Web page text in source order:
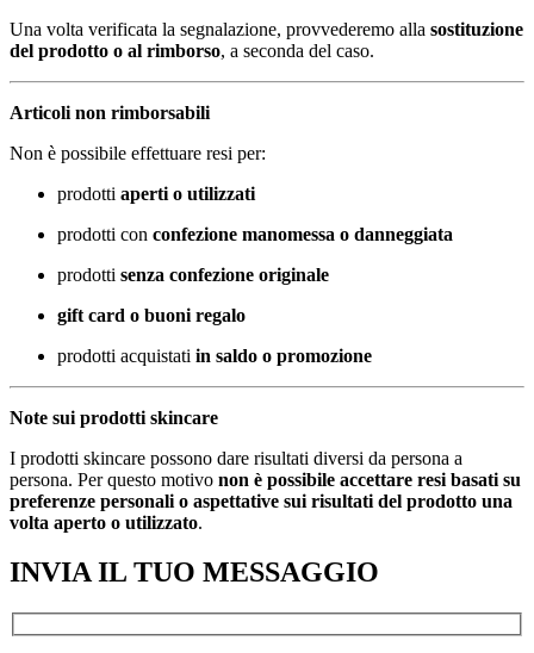
Una volta verificata la segnalazione, provvederemo alla sostituzione
del prodotto o al rimborso, a seconda del caso.
Articoli non rimborsabili
Non è possibile effettuare resi per:
prodotti aperti o utilizzati
prodotti con confezione manomessa o danneggiata
prodotti senza confezione originale
gift card o buoni regalo
prodotti acquistati in saldo o promozione
Note sui prodotti skincare
I prodotti skincare possono dare risultati diversi da persona a
persona. Per questo motivo non è possibile accettare resi basati su
preferenze personali o aspettative sui risultati del prodotto una
volta aperto o utilizzato.
INVIA IL TUO MESSAGGIO